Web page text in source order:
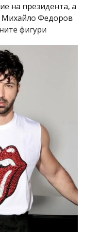
на президента, а
Михайло Федоров
фигури